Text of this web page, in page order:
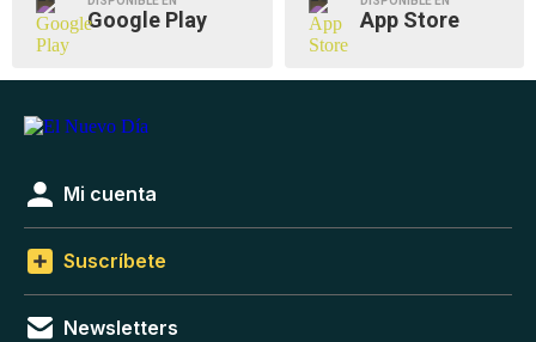
Google Play App Store
Mi cuenta
Suscríbete
Newsletters